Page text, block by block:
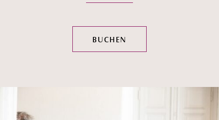
BUCHEN